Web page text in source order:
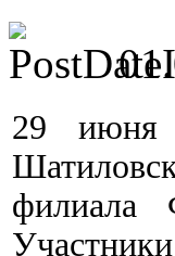
29 июня
филиала